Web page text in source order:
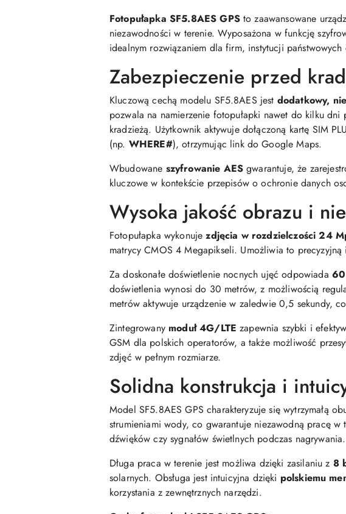
Fotopułapka SF5.8AES GPSto zaawansowane
niezawodności w terenie. Wyposażona w funkcję
idealnym rozwiązaniem dla firm, instytucji
Zabezpieczenie przed
Kluczową cechą modelu SF5.8AES jest dodatkowy,
pozwala na namierzenie fotopułapki nawet do kilku
kradzieżą. Użytkownik aktywuje dołączoną kartę SIM
(np. WHERE#), otrzymując link do Google Maps.
Wbudowane szyfrowanie AES gwarantuje, że
kluczowe w kontekście przepisów o ochronie danych
Wysoka jakość obrazu i
Fotopułapka wykonujezdjęcia w rozdzielczości 24
matrycy CMOS 4 Megapikseli. Umożliwia to
Za doskonałe doświetlenie nocnych ujęć odpowiada
doświetlenia wynosi do 30 metrów, z możliwością
metrów aktywuje urządzenie w zaledwie 0,5 sekundy,
Zintegrowany moduł 4G/LTE zapewnia szybki i
GSM dla polskich operatorów, a także możliwość
zdjęć w pełnym rozmiarze.
Solidna konstrukcja i
Model SF5.8AES GPS charakteryzuje się wytrzymałą
strumieniami wody, co gwarantuje niezawodną pracę
dźwięków czy sygnałów świetlnych podczas nagrywania.
Długa praca w terenie jest możliwa dzięki zasilaniu z 8
solarnych. Obsługa jest intuicyjna dzięki polskiemu
korzystania z zewnętrznych narzędzi.